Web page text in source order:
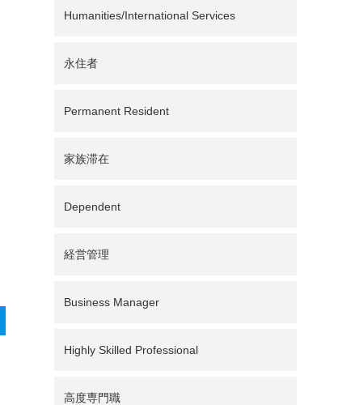
Humanities/International Services
永住者
Permanent Resident
家族滞在
Dependent
経営管理
Business Manager
Highly Skilled Professional
高度専門職